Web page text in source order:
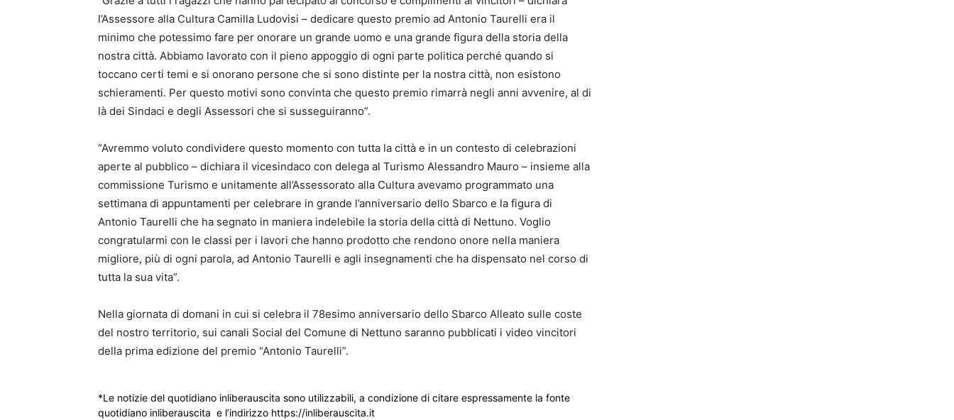
l’Assessore alla Cultura Camilla Ludovisi – dedicare questo premio ad Antonio Taurelli era il
minimo che potessimo fare per onorare un grande uomo e una grande figura della storia della
nostra città. Abbiamo lavorato con il pieno appoggio di ogni parte politica perché quando si
toccano certi temi e si onorano persone che si sono distinte per la nostra città, non esistono
schieramenti. Per questo motivi sono convinta che questo premio rimarrà negli anni avvenire, al di
là dei Sindaci e degli Assessori che si susseguiranno”.
“Avremmo voluto condividere questo momento con tutta la città e in un contesto di celebrazioni
aperte al pubblico – dichiara il vicesindaco con delega al Turismo Alessandro Mauro – insieme alla
commissione Turismo e unitamente all’Assessorato alla Cultura avevamo programmato una
settimana di appuntamenti per celebrare in grande l’anniversario dello Sbarco e la figura di
Antonio Taurelli che ha segnato in maniera indelebile la storia della città di Nettuno. Voglio
congratularmi con le classi per i lavori che hanno prodotto che rendono onore nella maniera
migliore, più di ogni parola, ad Antonio Taurelli e agli insegnamenti che ha dispensato nel corso di
tutta la sua vita”.
Nella giornata di domani in cui si celebra il 78esimo anniversario dello Sbarco Alleato sulle coste
del nostro territorio, sui canali Social del Comune di Nettuno saranno pubblicati i video vincitori
della prima edizione del premio “Antonio Taurelli”.
*Le notizie del quotidiano inliberauscita sono utilizzabili, a condizione di citare espressamente la fonte
quotidiano inliberauscita e l’indirizzo https://inliberauscita.it